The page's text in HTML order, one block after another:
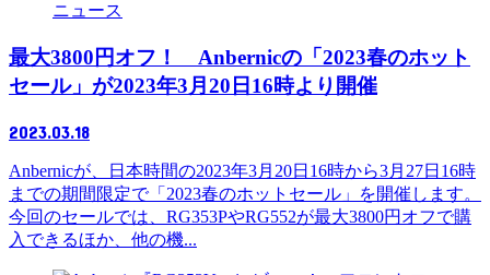
ニュース
最大3800円オフ！ Anbernicの「2023春のホット
セール」が2023年3月20日16時より開催
2023.03.18
Anbernicが、日本時間の2023年3月20日16時から3月27日16時
までの期間限定で「2023春のホットセール」を開催します。
今回のセールでは、RG353PやRG552が最大3800円オフで購
入できるほか、他の機...